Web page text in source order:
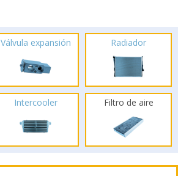
Válvula expansión Radiador
Intercooler Filtro de aire